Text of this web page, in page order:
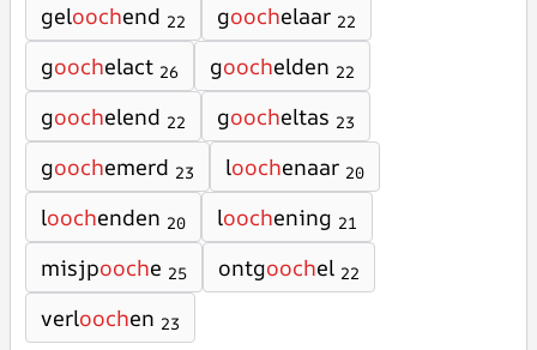
geloochend 22 goochelaar 22
goochelact 26 goochelden 22
goochelend 22 goocheltas 23
goochemerd 23 loochenaar 20
loochenden 20 loochening 21
misjpooche 25 ontgoochel 22
verloochen 23